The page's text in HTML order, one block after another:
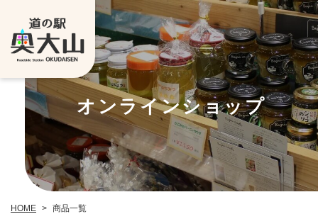
オンラインショップ
HOME > 商品一覧